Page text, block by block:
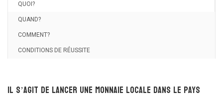
QUOI?
QUAND?
COMMENT?
CONDITIONS DE RÉUSSITE
Il s’agit de lancer une monnaie locale dans le pays